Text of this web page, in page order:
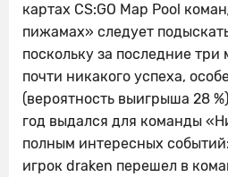
картах CS:GO Map Pool
пижамах» следует
поскольку за последние
почти никакого успеха,
(вероятность выигрыша 28
год выдался для команды
полным интересных событий:
игрок draken перешел в